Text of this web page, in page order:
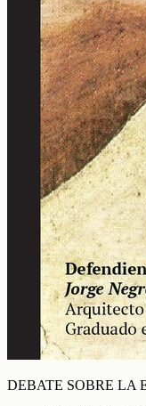
DEBATE SOBRE LA